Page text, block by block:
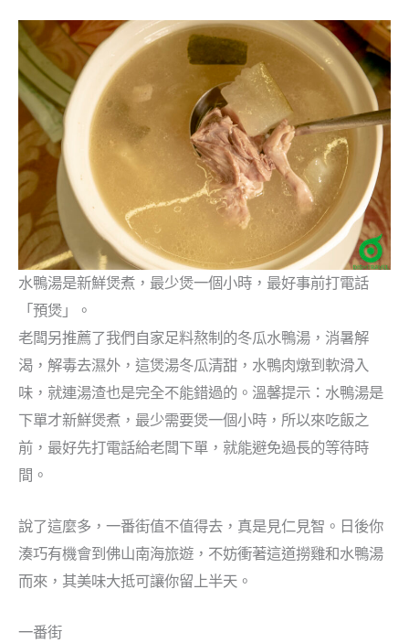
水鴨湯是新鮮煲煮，最少煲一個小時，最好事前打電話
「預煲」。
老闆另推薦了我們自家足料熬制的冬瓜水鴨湯，消暑解
渴，解毒去濕外，這煲湯冬瓜清甜，水鴨肉燉到軟滑入
味，就連湯渣也是完全不能錯過的。溫馨提示：水鴨湯是
下單才新鮮煲煮，最少需要煲一個小時，所以來吃飯之
前，最好先打電話給老闆下單，就能避免過長的等待時
間。
說了這麼多，一番街值不值得去，真是見仁見智。日後你
湊巧有機會到佛山南海旅遊，不妨衝著這道撈雞和水鴨湯
而來，其美味大抵可讓你留上半天。
一番街